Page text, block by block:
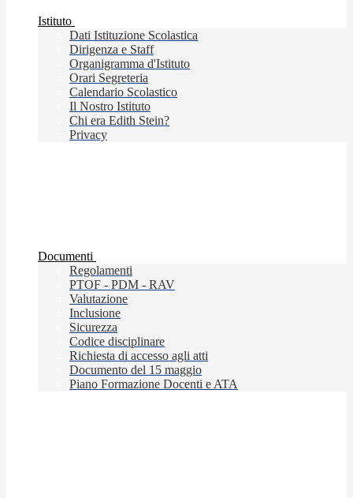
Istituto
Dati Istituzione Scolastica
Dirigenza e Staff
Organigramma d'Istituto
Orari Segreteria
Calendario Scolastico
Il Nostro Istituto
Chi era Edith Stein?
Privacy
Documenti
Regolamenti
PTOF - PDM - RAV
Valutazione
Inclusione
Sicurezza
Codice disciplinare
Richiesta di accesso agli atti
Documento del 15 maggio
Piano Formazione Docenti e ATA